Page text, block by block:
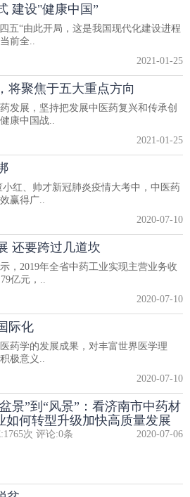
建设"健康中国”
五“由此开局，这是我国现代化建设进程
前全..
2021-01-25
将聚焦于五大重点方向
发展，坚持把发展中医药复兴和传承创
康中国战..
2021-01-25
红、帅才新冠肺炎疫情大考中，中医药
赢得广..
2020-07-10
还要跨过几道坎
，2019年全省中药工业实现主营业务收
亿元，..
2020-07-10
际化
药学的发展成果，对丰富世界医学理
极意义..
2020-07-10
景”到“风景”：看济南市中药材
如何转型升级加快高质量发展
1765次 评论:0条 2020-07-06